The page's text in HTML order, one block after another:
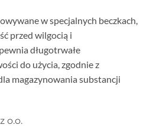
w specjalnych beczkach,
przed wilgocią i
długotrwałe
do użycia, zgodnie z
magazynowania substancji
o.o.